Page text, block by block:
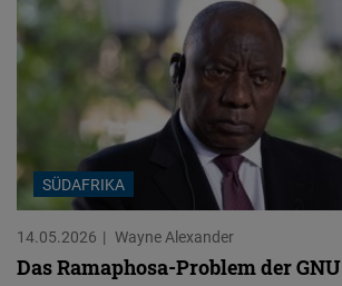
SÜDAFRIKA
14.05.2026 Wayne Alexander
Das Ramaphosa-Problem der GNU